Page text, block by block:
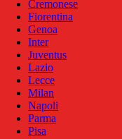
Cremonese
Fiorentina
Genoa
Inter
Juventus
Lazio
Lecce
Milan
Napoli
Parma
Pisa